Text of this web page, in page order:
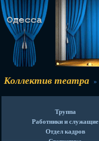
Коллектив театра »
Труппа
Работники и служащие
Отдел кадров